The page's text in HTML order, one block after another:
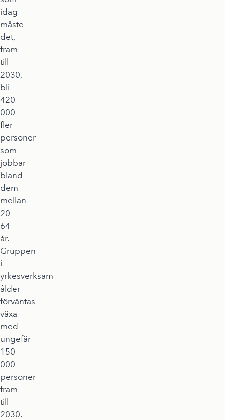
idag
måste
det,
fram
till
2030,
bli
420
000
fler
personer
som
jobbar
bland
dem
mellan
20-
64
år.
Gruppen
i
yrkesverksam
ålder
förväntas
växa
med
ungefär
150
000
personer
fram
till
2030.